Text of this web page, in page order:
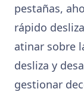
pestañas,
rápido
atinar sobre
desliza y
gestionar